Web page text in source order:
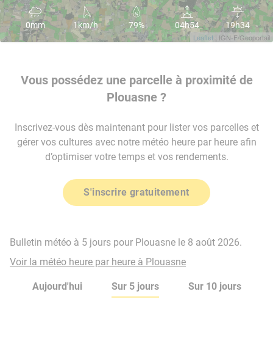
Leaflet | IGN-F/Geoportail
0mm 1km/h 79% 04h54 19h34
Vous possédez une parcelle à proximité de
Plouasne ?
Inscrivez-vous dès maintenant pour lister vos parcelles et
gérer vos cultures avec notre météo heure par heure afin
d’optimiser votre temps et vos rendements.
S'inscrire gratuitement
Bulletin météo à 5 jours pour Plouasne le 8 août 2026.
Voir la météo heure par heure à Plouasne
Aujourd'hui Sur 5 jours Sur 10 jours